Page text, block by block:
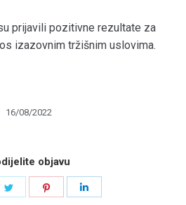
prijavili pozitivne rezultate za
izazovnim tržišnim uslovima.
16/08/2022
objavu